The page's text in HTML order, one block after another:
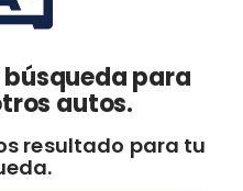
para
autos.
resultado para tu